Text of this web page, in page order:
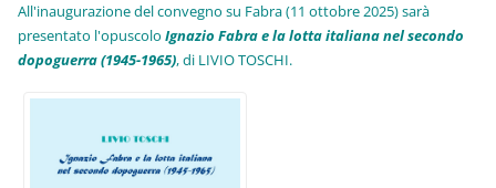
All'inaugurazione del convegno su Fabra (11 ottobre 2025) sarà
presentato l'opuscoloIgnazio Fabra e la lotta italiana nel secondo
dopoguerra (1945-1965), di LIVIO TOSCHI.